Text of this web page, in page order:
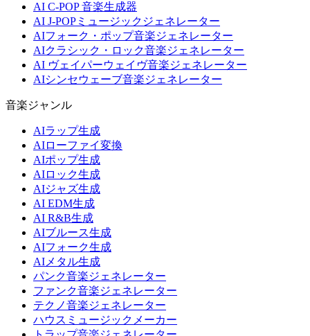
AI C-POP 音楽生成器
AI J-POPミュージックジェネレーター
AIフォーク・ポップ音楽ジェネレーター
AIクラシック・ロック音楽ジェネレーター
AI ヴェイパーウェイヴ音楽ジェネレーター
AIシンセウェーブ音楽ジェネレーター
音楽ジャンル
AIラップ生成
AIローファイ変換
AIポップ生成
AIロック生成
AIジャズ生成
AI EDM生成
AI R&B生成
AIブルース生成
AIフォーク生成
AIメタル生成
パンク音楽ジェネレーター
ファンク音楽ジェネレーター
テクノ音楽ジェネレーター
ハウスミュージックメーカー